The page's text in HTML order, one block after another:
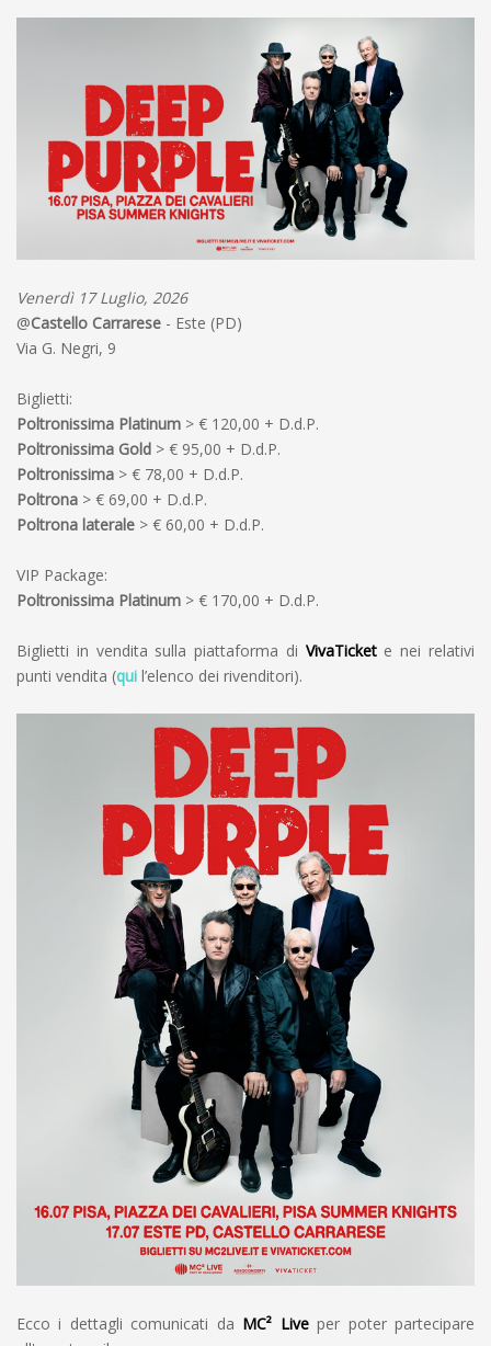
Venerdì 17 Luglio, 2026
@Castello Carrarese - Este (PD)
Via G. Negri, 9
Biglietti:
Poltronissima Platinum > € 120,00 + D.d.P.
Poltronissima Gold > € 95,00 + D.d.P.
Poltronissima > € 78,00 + D.d.P.
Poltrona > € 69,00 + D.d.P.
Poltrona laterale > € 60,00 + D.d.P.
VIP Package:
Poltronissima Platinum > € 170,00 + D.d.P.
Biglietti in vendita sulla piattaforma di VivaTickete nei relativi
punti vendita (qui l’elenco dei rivenditori).
Ecco i dettagli comunicati da MC² Liveper poter partecipare